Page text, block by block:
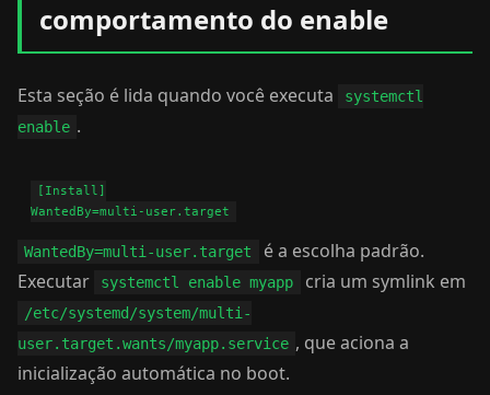
comportamento do enable
Esta seção é lida quando você executa
systemctl
enable .
[Install]
WantedBy=multi-user.target
é a escolha padrão.
Executar
systemctl enable myapp cria um symlink em
/etc/systemd/system/multi-
user.target.wants/myapp.service , que aciona a
inicialização automática no boot.